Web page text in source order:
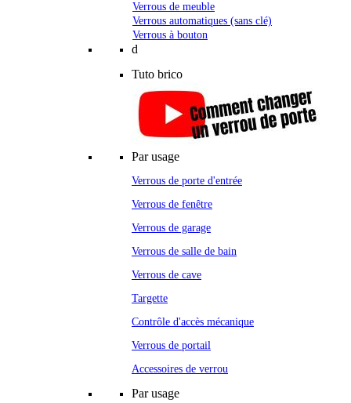
Verrous de meuble
Verrous automatiques (sans clé)
Verrous à bouton
d
Tuto brico
Par usage
Verrous de porte d'entrée
Verrous de fenêtre
Verrous de garage
Verrous de salle de bain
Verrous de cave
Targette
Contrôle d'accès mécanique
Verrous de portail
Accessoires de verrou
Par usage